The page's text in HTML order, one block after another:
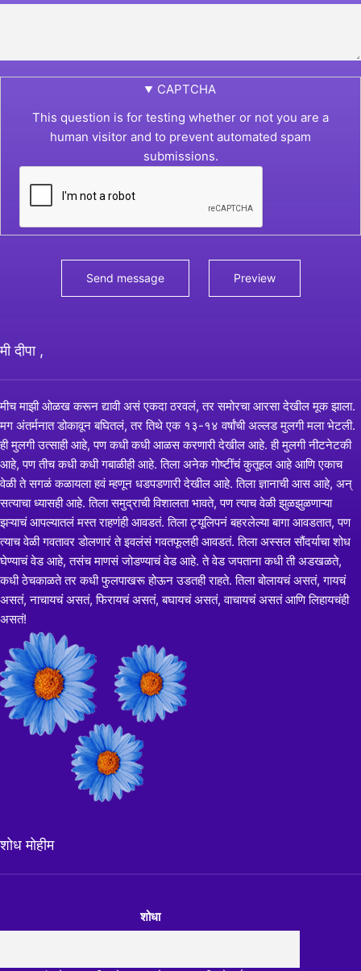
CAPTCHA
This question is for testing whether or not you are a
human visitor and to prevent automated spam
submissions.
मी दीपा ,
मीच माझी ओळख करून द्यावी असं एकदा ठरवलं, तर समोरचा आरसा देखील मूक झाला.
मग अंतर्मनात डोकावून बघितलं, तर तिथे एक १३-१४ वर्षांची अल्लड मुलगी मला भेटली.
ही मुलगी उत्साही आहे, पण कधी कधी आळस करणारी देखील आहे. ही मुलगी नीटनेटकी
आहे, पण तीच कधी कधी गबाळीही आहे. तिला अनेक गोष्टींचं कुतूहल आहे आणि एकाच
वेळी ते सगळं कळायला हवं म्हणून धडपडणारी देखील आहे. तिला ज्ञानाची आस आहे, अन्
सत्याचा ध्यासही आहे. तिला समुद्राची विशालता भावते, पण त्याच वेळी झुळझुळणाऱ्या
झऱ्याचं आपल्यातलं मस्त राहणंही आवडतं. तिला ट्यूलिपनं बहरलेल्या बागा आवडतात, पण
त्याच वेळी गवतावर डोलणारं ते इवलंसं गवतफूलही आवडतं. तिला अस्सल सौंदर्याचा शोध
घेण्याचं वेड आहे, तसंच माणसं जोडण्याचं वेड आहे. ते वेड जपताना कधी ती अडखळते,
कधी ठेचकाळते तर कधी फुलपाखरू होऊन उडतही राहते. तिला बोलायचं असतं, गायचं
असतं, नाचायचं असतं, फिरायचं असतं, बघायचं असतं, वाचायचं असतं आणि लिहायचंही
असतं!
शोध मोहीम
शोधा